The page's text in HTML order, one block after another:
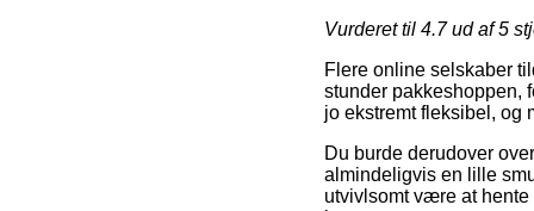
Vurderet til 4.7ud af 5
Flere online selskaber
stunder pakkeshoppen,
jo ekstremt fleksibel, og
Du burde derudover
almindeligvis en lille
utvivlsomt være at